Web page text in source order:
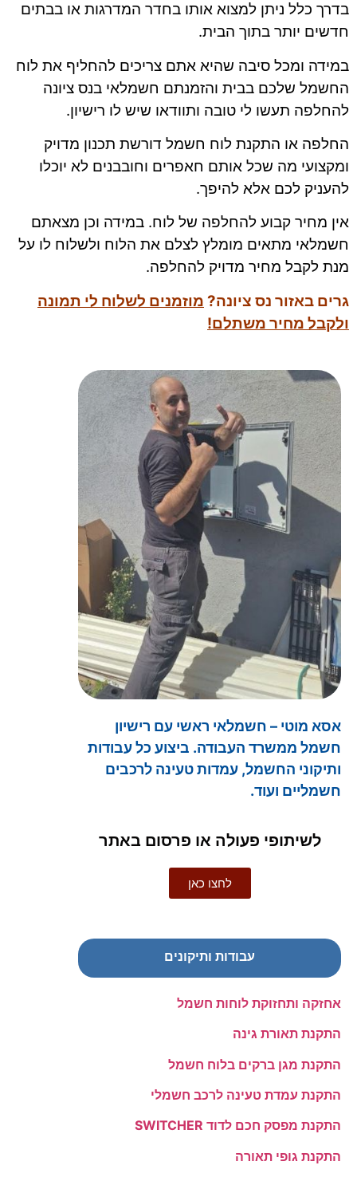
בדרך כלל ניתן למצוא אותו בחדר המדרגות או בבתים
חדשים יותר בתוך הבית.
במידה ומכל סיבה שהיא אתם צריכים להחליף את לוח
החשמל שלכם בבית והזמנתם חשמלאי בנס ציונה
להחלפה תעשו לי טובה ותוודאו שיש לו רישיון.
החלפה או התקנת לוח חשמל דורשת תכנון מדויק
ומקצועי מה שכל אותם חאפרים וחובבנים לא יוכלו
להעניק לכם אלא להיפך.
אין מחיר קבוע להחלפה של לוח. במידה וכן מצאתם
חשמלאי מתאים מומלץ לצלם את הלוח ולשלוח לו על
מנת לקבל מחיר מדויק להחלפה.
גרים באזור נס ציונה? מוזמנים לשלוח לי תמונה
ולקבל מחיר משתלם!
אסא מוטי – חשמלאי ראשי עם רישיון
חשמל ממשרד העבודה. ביצוע כל עבודות
ותיקוני החשמל, עמדות טעינה לרכבים
חשמליים ועוד.
לשיתופי פעולה או פרסום באתר
לחצו כאן
עבודות ותיקונים
אחזקה ותחזוקת לוחות חשמל
התקנת תאורת גינה
התקנת מגן ברקים בלוח חשמל
התקנת עמדת טעינה לרכב חשמלי
התקנת מפסק חכם לדוד SWITCHER
התקנת גופי תאורה